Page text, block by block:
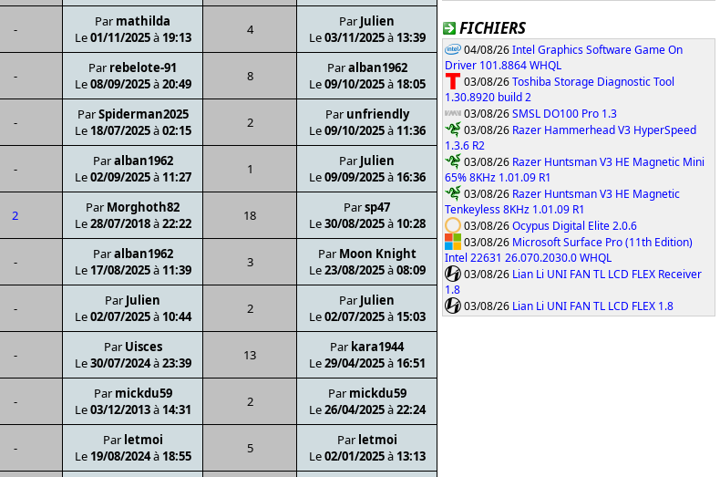
FICHIERS
04/08/26Intel Graphics Software Game On
Driver 101.8864 WHQL
03/08/26Toshiba Storage Diagnostic Tool
1.30.8920 build 2
03/08/26SMSL DO100 Pro 1.3
03/08/26 Razer Hammerhead V3 HyperSpeed
1.3.6 R2
03/08/26 Razer Huntsman V3 HE Magnetic Mini
65% 8KHz 1.01.09 R1
03/08/26 Razer Huntsman V3 HE Magnetic
Tenkeyless 8KHz 1.01.09 R1
03/08/26Ocypus Digital Elite 2.0.6
03/08/26 Microsoft Surface Pro (11th Edition)
Intel 22631 26.070.2030.0 WHQL
03/08/26 Lian Li UNI FAN TL LCD FLEX Receiver
1.8
03/08/26 Lian Li UNI FAN TL LCD FLEX 1.8
- Par mathilda
Le01/11/2025à 19:13 4 Par Julien
Le03/11/2025à 13:39
- Par rebelote-91
Le08/09/2025à20:49 8 Paralban1962
Le09/10/2025à 18:05
- ParSpiderman2025
Le 18/07/2025à02:15 2 Par unfriendly
Le09/10/2025à 11:36
- Paralban1962
Le02/09/2025à 11:27 1 Par Julien
Le09/09/2025à 16:36
2 Par Morghoth82
Le28/07/2018à22:22 18 Parsp47
Le30/08/2025à 10:28
- Paralban1962
Le 17/08/2025à 11:39 3 Par Moon Knight
Le23/08/2025à08:09
- Par Julien
Le02/07/2025à 10:44 2 Par Julien
Le02/07/2025à 15:03
- Par Uisces
Le30/07/2024à23:39 13 Par kara1944
Le29/04/2025à 16:51
- Par mickdu59
Le03/12/2013à 14:31 2 Par mickdu59
Le26/04/2025à22:24
- Par letmoi
Le 19/08/2024à 18:55 5 Par letmoi
Le02/01/2025à 13:13